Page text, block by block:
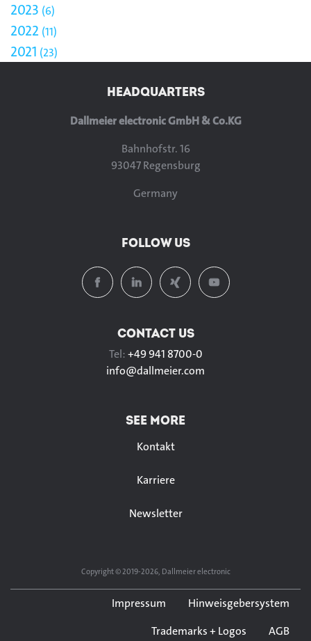
2023 6
2022 11
2021 23
HEADQUARTERS
Dallmeier electronic GmbH & Co.KG
Bahnhofstr. 16
93047 Regensburg
Germany
FOLLOW US
CONTACT US
Tel:+49 941 8700-0
info@dallmeier.com
SEE MORE
Kontakt
Karriere
Newsletter
Copyright © 2019-2026, Dallmeier electronic
Impressum
Hinweisgebersystem
Trademarks + Logos
AGB